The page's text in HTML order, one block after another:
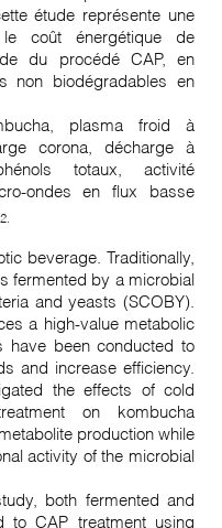
étude représente une
coût énergétique de
du procédé CAP, en
non biodégradables en
plasma froid à
corona, décharge à
totaux, activité
ondes en flux basse
2.
beverage. Traditionally,
fermented by a microbial
and yeasts (SCOBY).
a high-value metabolic
have been conducted to
and increase efficiency.
the effects of cold
on kombucha
production while
activity of the microbial
both fermented and
to CAP treatment using